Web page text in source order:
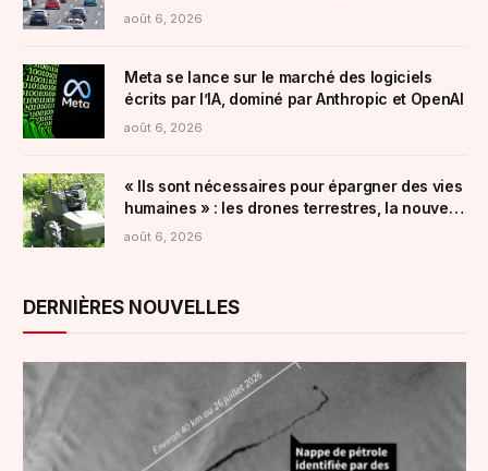
ce deuxième week-end d’août
août 6, 2026
Meta se lance sur le marché des logiciels
écrits par l’IA, dominé par Anthropic et OpenAI
août 6, 2026
« Ils sont nécessaires pour épargner des vies
humaines » : les drones terrestres, la nouvelle
arme de l’Ukraine
août 6, 2026
DERNIÈRES NOUVELLES